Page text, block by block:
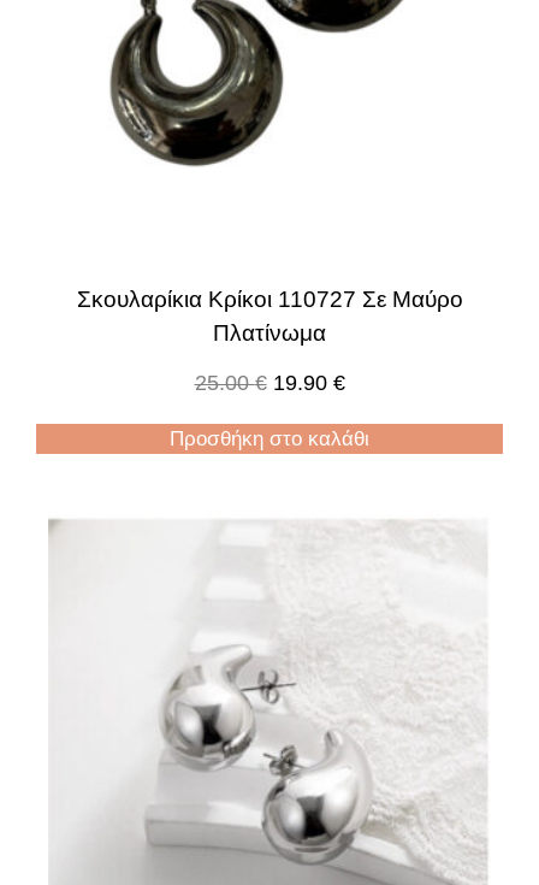
Σκουλαρίκια Κρίκοι 110727 Σε Μαύρο
Πλατίνωμα
25.00€ 19.90 €
Προσθήκη στο καλάθι